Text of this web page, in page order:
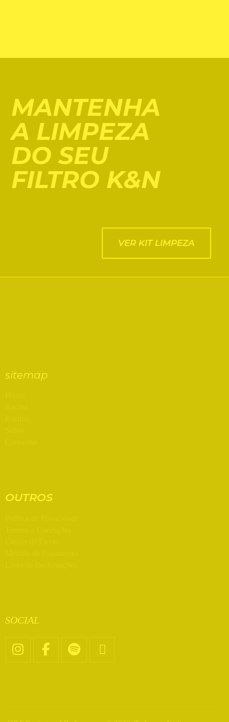
MANTENHA
A LIMPEZA
DO SEU
FILTRO K&N
VER KIT LIMPEZA
sitemap
OUTROS
SOCIAL